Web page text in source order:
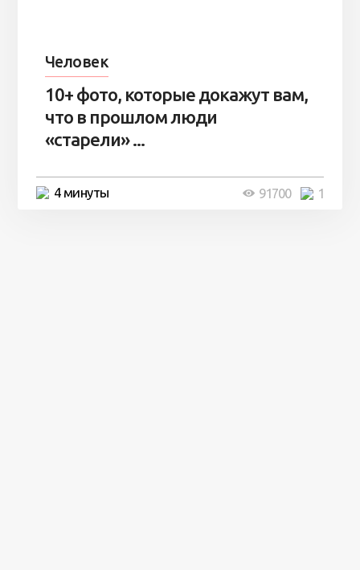
Человек
10+ фото, которые докажут вам,
что в прошлом люди
«старели» ...
4 минуты 1
91700